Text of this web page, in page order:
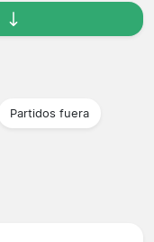
Partidos fuera